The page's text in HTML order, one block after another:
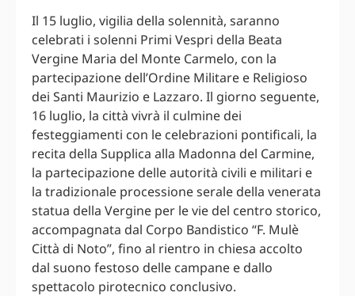
Il 15 luglio, vigilia della solennità, saranno
celebrati i solenni Primi Vespri della Beata
Vergine Maria del Monte Carmelo, con la
partecipazione dell’Ordine Militare e Religioso
dei Santi Maurizio e Lazzaro. Il giorno seguente,
16 luglio, la città vivrà il culmine dei
festeggiamenti con le celebrazioni pontificali, la
recita della Supplica alla Madonna del Carmine,
la partecipazione delle autorità civili e militari e
la tradizionale processione serale della venerata
statua della Vergine per le vie del centro storico,
accompagnata dal Corpo Bandistico “F. Mulè
Città di Noto”, fino al rientro in chiesa accolto
dal suono festoso delle campane e dallo
spettacolo pirotecnico conclusivo.